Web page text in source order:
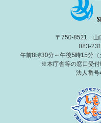
〒750-8521 山
083-
午前8時30分～午後5時15分（
※本庁舎等の窓口受
法人番